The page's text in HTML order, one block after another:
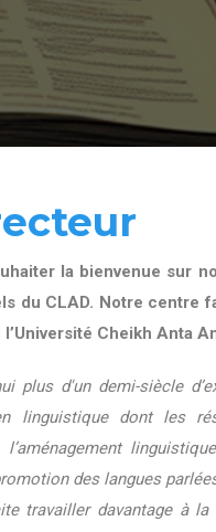
la bienvenue sur
du CLAD. Notre centre
Cheikh Anta
plus d'un demi-siècle
linguistique dont les
des langues
travailler davantage à